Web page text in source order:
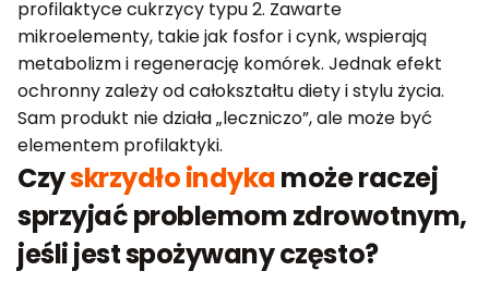
profilaktyce cukrzycy typu 2. Zawarte
mikroelementy, takie jak fosfor i cynk, wspierają
metabolizm i regenerację komórek. Jednak efekt
ochronny zależy od całokształtu diety i stylu życia.
Sam produkt nie działa „leczniczo”, ale może być
elementem profilaktyki.
Czyskrzydło indykamoże raczej
sprzyjać problemom zdrowotnym,
jeśli jest spożywany często?